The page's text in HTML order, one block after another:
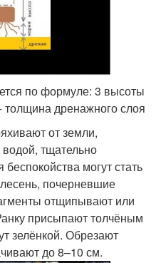
по формуле: 3 высоты
толщина дренажного слоя
от земли,
тщательно
могут стать
почерневшие
отщипывают или
присыпают толчёным
зелёнкой. Обрезают
до 8–10 см.